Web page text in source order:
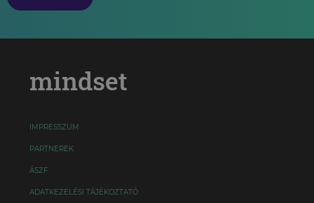
mindset
IMPRESSZUM
PARTNEREK
ÁSZF
ADATKEZELÉSI TÁJÉKOZTATÓ